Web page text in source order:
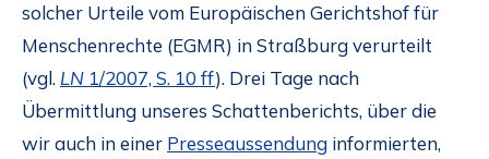
solcher Urteile vom Europäischen Gerichtshof für
Menschenrechte (EGMR) in Straßburg verurteilt
(vgl.LN 1/2007, S. 10 ff). Drei Tage nach
Übermittlung unseres Schattenberichts, über die
wir auch in einer Presseaussendung informierten,